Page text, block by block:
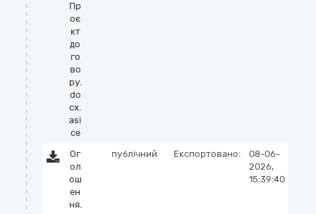
Пр
оє
кт
до
го
во
ру.
do
cx.
asi
ce
Ог
ол
ош
ен
ня.
публічний Експортовано:
08-06-
2026,
15:39:40